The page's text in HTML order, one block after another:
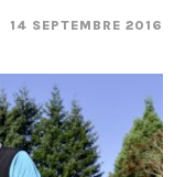
14 SEPTEMBRE 2016